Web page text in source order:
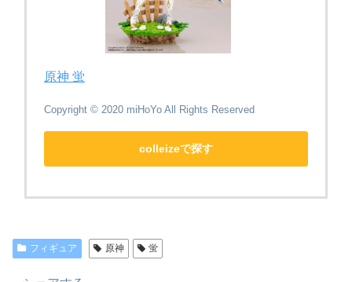
原神 蛍
Copyright © 2020 miHoYo All Rights Reserved
colleizeで探す
フィギュア 原神 蛍